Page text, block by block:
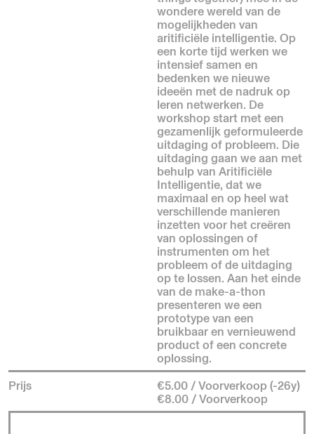
wondere wereld van de
mogelijkheden van
aritificiële intelligentie. Op
een korte tijd werken we
intensief samen en
bedenken we nieuwe
ideeën met de nadruk op
leren netwerken. De
workshop start met een
gezamenlijk geformuleerde
uitdaging of probleem. Die
uitdaging gaan we aan met
behulp van Aritificiële
Intelligentie, dat we
maximaal en op heel wat
verschillende manieren
inzetten voor het creëren
van oplossingen of
instrumenten om het
probleem of de uitdaging
op te lossen. Aan het einde
van de make-a-thon
presenteren we een
prototype van een
bruikbaar en vernieuwend
product of een concrete
oplossing.
Prijs
€5.00 / Voorverkoop (-26y)
€8.00 / Voorverkoop